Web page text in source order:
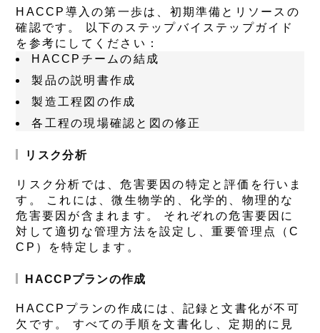
HACCP導入の第一歩は、初期準備とリソースの
確認です。 以下のステップバイステップガイド
を参考にしてください：
HACCPチームの結成
製品の説明書作成
製造工程図の作成
各工程の現場確認と図の修正
リスク分析
リスク分析では、危害要因の特定と評価を行いま
す。 これには、微生物学的、化学的、物理的な
危害要因が含まれます。 それぞれの危害要因に
対して適切な管理方法を設定し、重要管理点（C
CP）を特定します。
HACCPプランの作成
HACCPプランの作成には、記録と文書化が不可
欠です。 すべての手順を文書化し、定期的に見